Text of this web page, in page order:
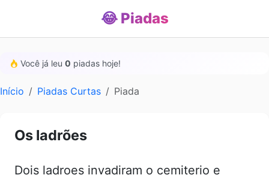
😂 Piadas
Você já leu 0 piadas hoje!
Início Piadas Curtas Piada
Os ladrões
Dois ladroes invadiram o cemiterio e